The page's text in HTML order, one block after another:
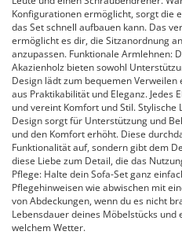
Konfigurationen ermöglicht, sorgt die
das Set schnell aufbauen kann. Das
ermöglicht es dir, die Sitzanordnung
anzupassen. Funktionale Armlehnen:
Akazienholz bieten sowohl
Design lädt zum bequemen
aus Praktikabilität und Eleganz. Jedes
und vereint Komfort und Stil.
Design sorgt für Unterstützung und
und den Komfort erhöht. Diese
Funktionalität auf, sondern gibt dem
diese Liebe zum Detail, die das
Pflege: Halte dein Sofa-Set ganz
Pflegehinweisen wie abwischen mit
von Abdeckungen, wenn du es nicht
Lebensdauer deines Möbelstücks und
welchem Wetter.